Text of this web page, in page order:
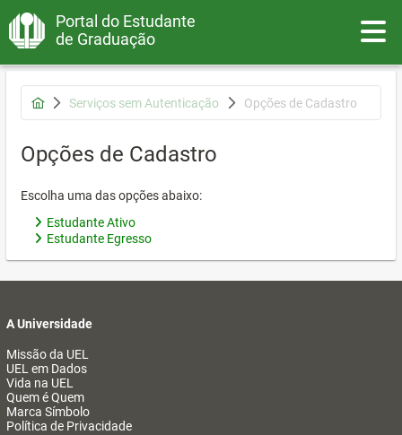
Portal do Estudante
de Graduação
Serviços sem Autenticação Opções de Cadastro
Opções de Cadastro
Escolha uma das opções abaixo:
Estudante Ativo
Estudante Egresso
A Universidade
Missão da UEL
UEL em Dados
Vida na UEL
Quem é Quem
Marca Símbolo
Política de Privacidade